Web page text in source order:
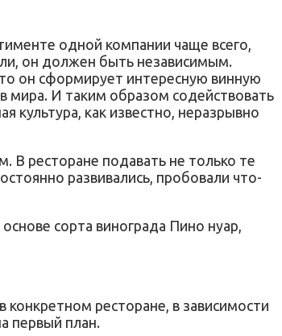
одной компании чаще всего,
он должен быть независимым.
он сформирует интересную винную
мира. И таким образом содействовать
культура, как известно, неразрывно
ресторане подавать не только те
развивались, пробовали что-
сорта винограда Пино нуар,
конкретном ресторане, в зависимости
первый план.